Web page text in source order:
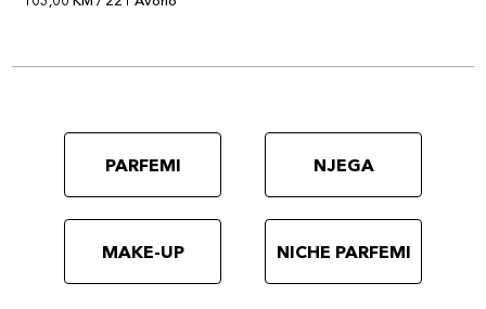
PARFEMI NJEGA
MAKE-UP NICHE PARFEMI